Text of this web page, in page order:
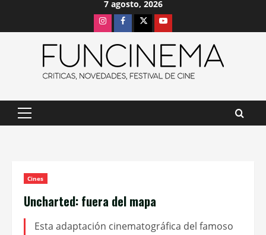
7 agosto, 2026
InstagramFacebook
X Youtube
Menú
Cines
Uncharted: fuera del mapa
Esta adaptación cinematográfica del famoso